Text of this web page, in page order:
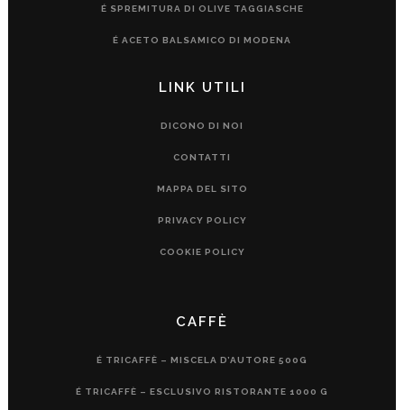
É SPREMITURA DI OLIVE TAGGIASCHE
É ACETO BALSAMICO DI MODENA
LINK UTILI
DICONO DI NOI
CONTATTI
MAPPA DEL SITO
PRIVACY POLICY
COOKIE POLICY
CAFFÈ
É TRICAFFÈ – MISCELA D’AUTORE 500G
É TRICAFFÈ – ESCLUSIVO RISTORANTE 1000 G